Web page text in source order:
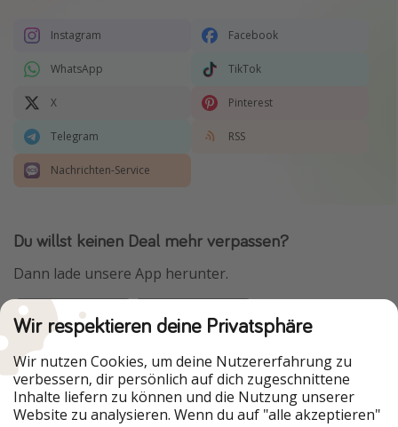
Instagram Facebook
WhatsApp TikTok
X Pinterest
Telegram RSS
Nachrichten-Service
Du willst keinen Deal mehr verpassen?
Dann lade unsere App herunter.
Urlaubspiraten ist Teil der HolidayPirates Group
Unsere Märkte
PiratinViaggio HolidayPirates
Wir respektieren deine Privatsphäre
Wir nutzen Cookies, um deine Nutzererfahrung zu
verbessern, dir persönlich auf dich zugeschnittene
Inhalte liefern zu können und die Nutzung unserer
Website zu analysieren. Wenn du auf "alle akzeptieren"